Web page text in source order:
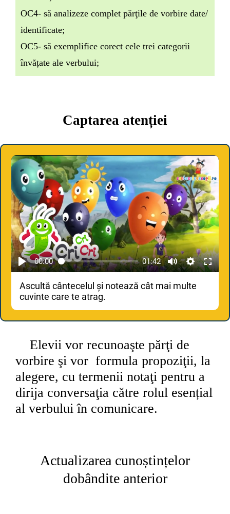
OC4- să analizeze complet părţile de vorbire date/
identificate;
OC5- să exemplifice corect cele trei categorii
învățate ale verbului;
Captarea atenției
00:00 01:42
Ascultă cântecelul și notează cât mai multe
cuvinte care te atrag.
Elevii vor recunoaşte părţi de
vorbire şi vor formula propoziţii, la
alegere, cu termenii notaţi pentru a
dirija conversaţia către rolul esențial
al verbului în comunicare.
Actualizarea cunoștințelor
dobândite anterior